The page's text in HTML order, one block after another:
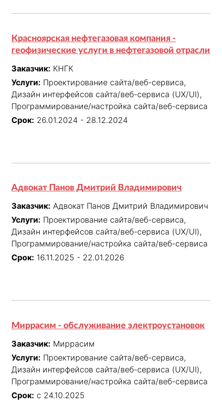
Красноярская нефтегазовая компания -
геофизические услуги в нефтегазовой отрасли
Заказчик: КНГК
Услуги: Проектирование сайта/веб-сервиса,
Дизайн интерфейсов сайта/веб-сервиса (UX/UI),
Программирование/настройка сайта/веб-сервиса
Срок: 26.01.2024 - 28.12.2024
Адвокат Панов Дмитрий Владимирович
Заказчик: Адвокат Панов Дмитрий Владимирович
Услуги: Проектирование сайта/веб-сервиса,
Дизайн интерфейсов сайта/веб-сервиса (UX/UI),
Программирование/настройка сайта/веб-сервиса
Срок: 16.11.2025 - 22.01.2026
Миррасим - обслуживание электроустановок
Заказчик: Миррасим
Услуги: Проектирование сайта/веб-сервиса,
Дизайн интерфейсов сайта/веб-сервиса (UX/UI),
Программирование/настройка сайта/веб-сервиса
Срок: с 24.10.2025